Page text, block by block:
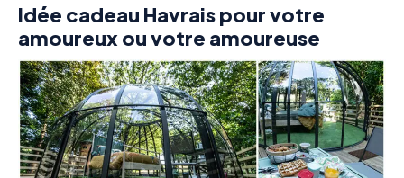
Idée cadeau Havrais pour votre
amoureux ou votre amoureuse